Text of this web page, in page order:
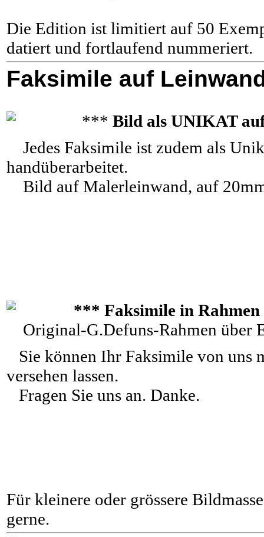
Die Edition ist limitiert auf 50
datiert und fortlaufend nummeriert.
Faksimile auf
*** Bild als UNIKAT
Jedes Faksimile ist zudem als
handüberarbeitet.
Bild auf Malerleinwand, auf
*** Faksimile in
Original-G.Defuns-Rahmen
Sie können Ihr Faksimile von uns
versehen lassen.
Fragen Sie uns an. Danke.
Für kleinere oder grössere
gerne.